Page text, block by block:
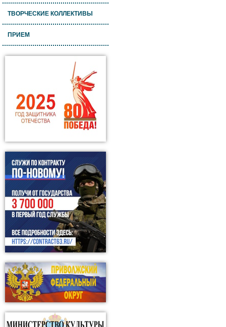
ТВОРЧЕСКИЕ КОЛЛЕКТИВЫ
ПРИЕМ